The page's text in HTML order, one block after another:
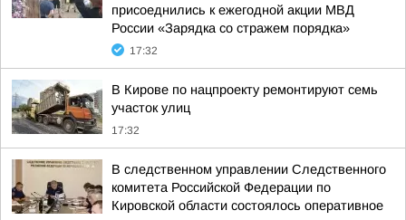
присоеднились к ежегодной акции МВД
России «Зарядка со стражем порядка»
17:32
В Кирове по нацпроекту ремонтируют семь
участок улиц
17:32
В следственном управлении Следственного
комитета Российской Федерации по
Кировской области состоялось оперативное